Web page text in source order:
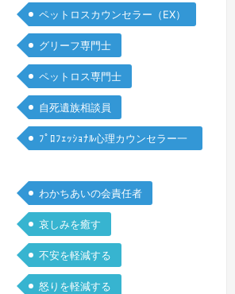
か、夢ではないのか…スペインにいるこ
とを恨み、ただ真っ暗な世界に1人で突
っ伏して、何も聞きたくない、何も見た
くない、消えてしまいたい、会いに行き
たい…胸が張り裂けそうな痛みはあるの
に、実際には張り裂けてもくれず、「つ
らい」…
続きを見る »
ペットロスカウンセラー（EX）
グリーフ専門士
ペットロス専門士
自死遺族相談員
ﾌﾟﾛﾌｪｯｼｮﾅﾙ心理カウンセラー一
わかちあいの会責任者
哀しみを癒す
不安を軽減する
怒りを軽減する